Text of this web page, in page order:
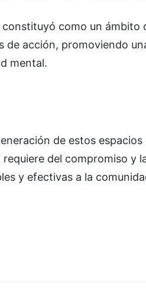
constituyó como un
de acción, promoviendo
mental.
de estos
requiere del compromiso
y efectivas a la